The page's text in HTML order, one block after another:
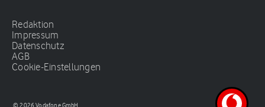
Redaktion
Impressum
Datenschutz
AGB
Cookie-Einstellungen
© 2026 Vodafone GmbH